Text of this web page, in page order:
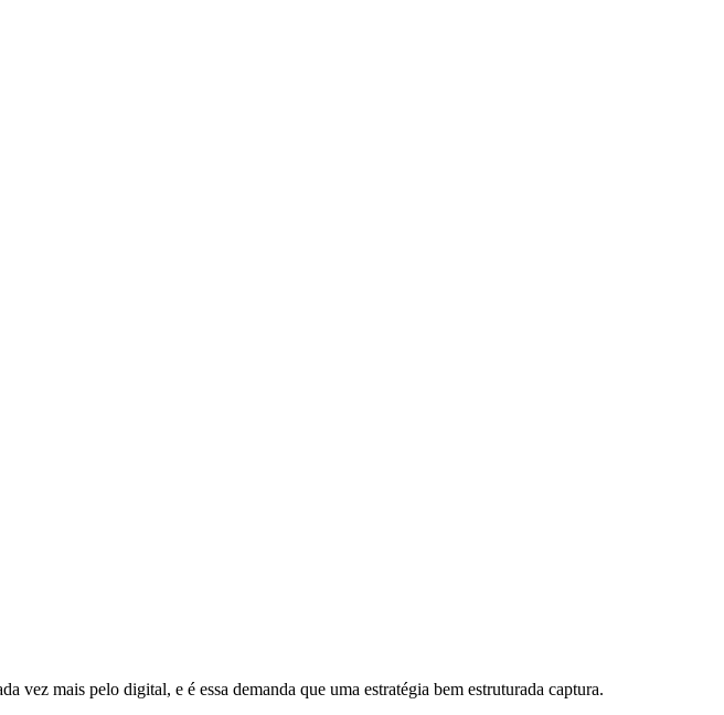
vez mais pelo digital, e é essa demanda que uma estratégia bem estruturada captura.